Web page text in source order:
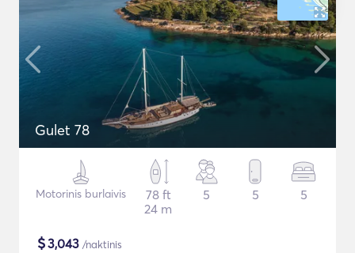
Gulet 78
Motorinis burlaivis
78 ft
24 m
5 5 5
$3,043 /naktinis